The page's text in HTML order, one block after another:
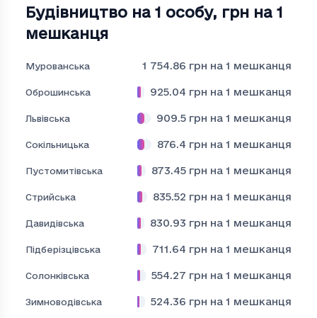
Будiвництво на 1 особу, грн на 1
мешканця
Мурованська 1 754.86 грн на 1 мешканця
Оброшинська 925.04 грн на 1 мешканця
Львівська 909.5 грн на 1 мешканця
Сокільницька 876.4 грн на 1 мешканця
Пустомитівська 873.45 грн на 1 мешканця
Стрийська 835.52 грн на 1 мешканця
Давидівська 830.93 грн на 1 мешканця
Підберізцівська 711.64 грн на 1 мешканця
Солонківська 554.27 грн на 1 мешканця
Зимноводівська 524.36 грн на 1 мешканця